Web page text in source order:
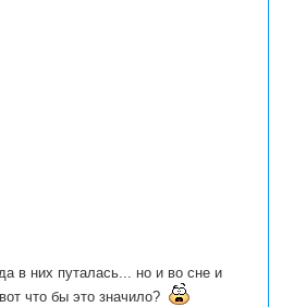
в них путалась... но и во сне и
что бы это значило?